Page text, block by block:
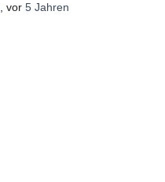
, vor 5 Jahren